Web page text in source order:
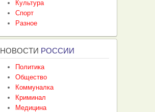
Культура
Спорт
Разное
НОВОСТИ РОССИИ
Политика
Общество
Коммуналка
Криминал
Медицина